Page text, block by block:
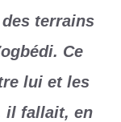
terrains
Ce
lui et les
il fallait, en